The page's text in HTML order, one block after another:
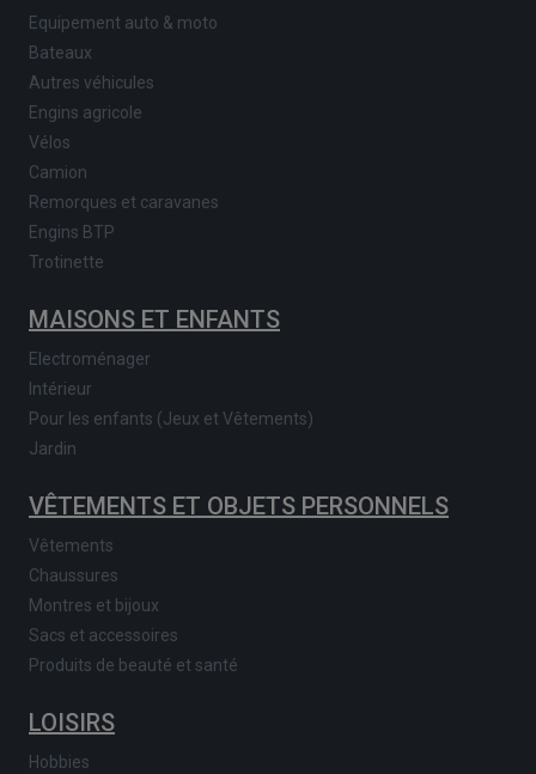
Equipement auto & moto
Bateaux
Autres véhicules
Engins agricole
Vélos
Camion
Remorques et caravanes
Engins BTP
Trotinette
MAISONS ET ENFANTS
Electroménager
Intérieur
Pour les enfants (Jeux et Vêtements)
Jardin
VÊTEMENTS ET OBJETS PERSONNELS
Vêtements
Chaussures
Montres et bijoux
Sacs et accessoires
Produits de beauté et santé
LOISIRS
Hobbies